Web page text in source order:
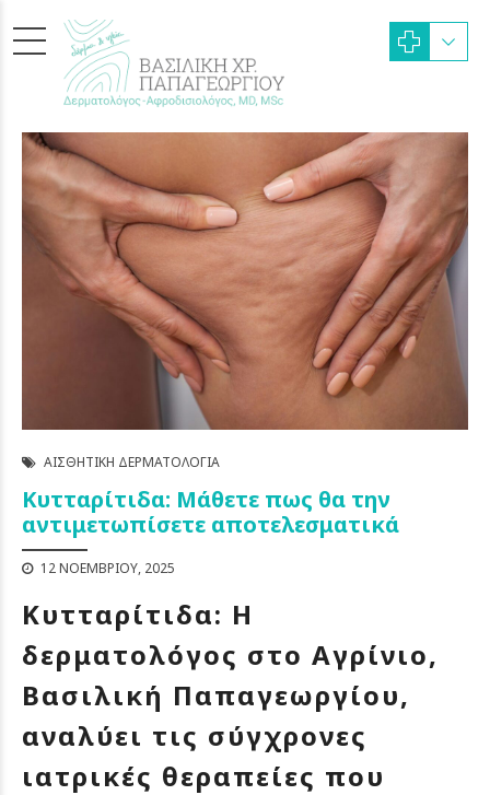
ΑΙΣΘΗΤΙΚΉ ΔΕΡΜΑΤΟΛΟΓΊΑ
Κυτταρίτιδα: Μάθετε πως θα την
αντιμετωπίσετε αποτελεσματικά
12 ΝΟΕΜΒΡΊΟΥ, 2025
Κυτταρίτιδα: Η
δερματολόγος στο Αγρίνιο,
Βασιλική Παπαγεωργίου,
αναλύει τις σύγχρονες
ιατρικές θεραπείες που